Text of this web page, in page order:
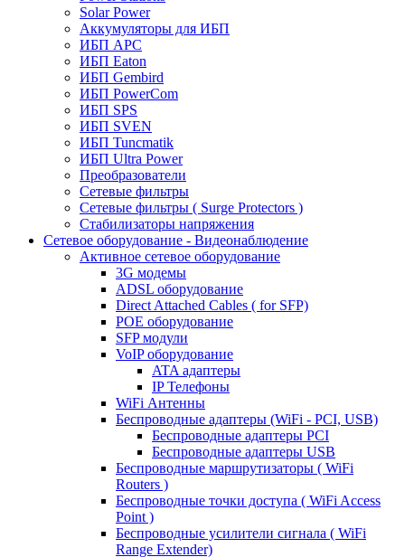
Solar Power
Аккумуляторы для ИБП
ИБП APC
ИБП Eaton
ИБП Gembird
ИБП PowerCom
ИБП SPS
ИБП SVEN
ИБП Tuncmatik
ИБП Ultra Power
Преобразователи
Сетевые фильтры
Сетевые фильтры ( Surge Protectors )
Стабилизаторы напряжения
Сетевое оборудование - Видеонаблюдение
Активное сетевое оборудование
3G модемы
ADSL оборудование
Direct Attached Cables ( for SFP)
POE оборудование
SFP модули
VoIP оборудование
ATA адаптеры
IP Телефоны
WiFi Антенны
Беспроводные адаптеры (WiFi - PCI, USB)
Беспроводные адаптеры PCI
Беспроводные адаптеры USB
Беспроводные маршрутизаторы ( WiFi
Routers )
Беспроводные точки доступа ( WiFi Access
Point )
Беспроводные усилители сигнала ( WiFi
Range Extender)